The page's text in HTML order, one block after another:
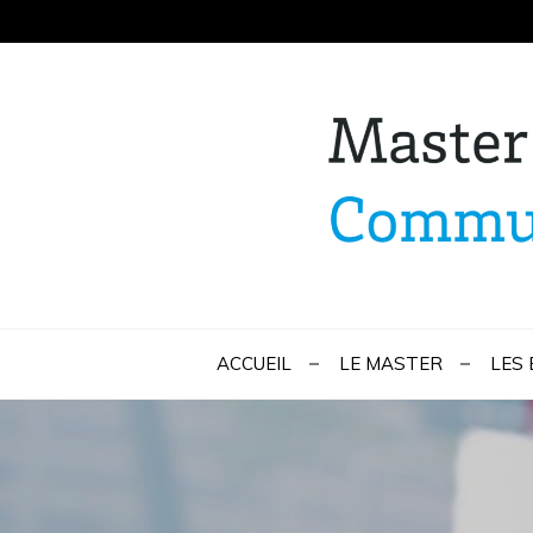
to
Master
ACCUEIL LE MASTER LES